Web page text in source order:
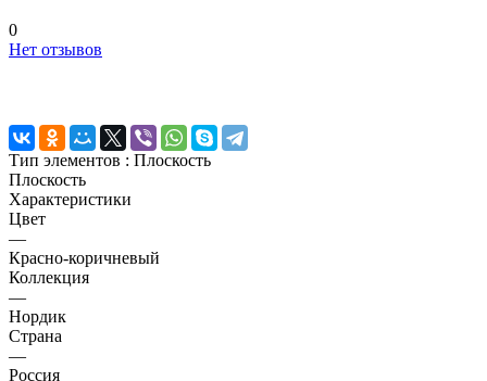
0
Нет отзывов
Тип элементов : Плоскость
Плоскость
Характеристики
Цвет
—
Красно-коричневый
Коллекция
—
Нордик
Страна
—
Россия